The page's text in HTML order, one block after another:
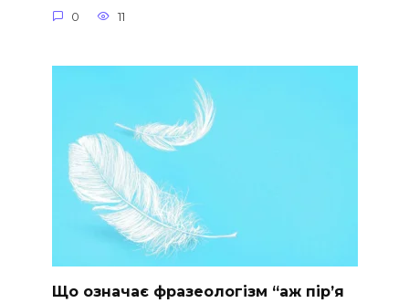
0 11
Що означає фразеологізм “аж пір’я